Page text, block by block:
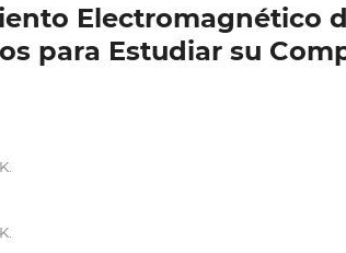
Electromagnético
para Estudiar su